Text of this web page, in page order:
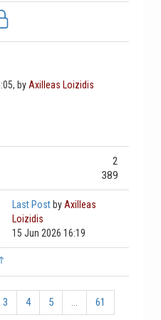
by Axilleas Loizidis
2
389
Last Post by Axilleas
Loizidis
15 Jun 2026 16:19
3 4 5 ...
61